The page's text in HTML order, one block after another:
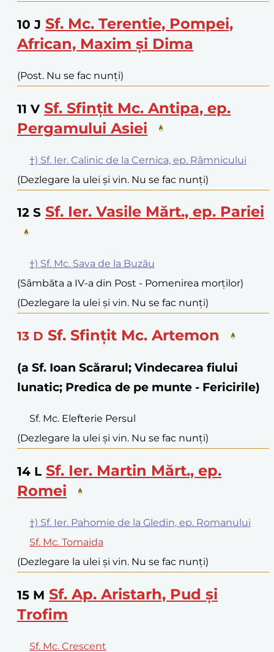
10 J Sf. Mc. Terentie, Pompei,
African, Maxim și Dima
(Post. Nu se fac nunți)
11 V Sf. Sfințit Mc. Antipa, ep.
Pergamului Asiei
†) Sf. Ier. Calinic de la Cernica, ep. Râmnicului
(Dezlegare la ulei și vin. Nu se fac nunți)
12 S Sf. Ier. Vasile Mărt., ep. Pariei
†) Sf. Mc. Sava de la Buzău
(Sâmbăta a IV-a din Post - Pomenirea morților)
(Dezlegare la ulei și vin. Nu se fac nunți)
13 D Sf. Sfințit Mc. Artemon
(a Sf. Ioan Scărarul; Vindecarea fiului
lunatic; Predica de pe munte - Fericirile)
Sf. Mc. Elefterie Persul
(Dezlegare la ulei și vin. Nu se fac nunți)
14 L Sf. Ier. Martin Mărt., ep.
Romei
†) Sf. Ier. Pahomie de la Gledin, ep. Romanului
Sf. Mc. Tomaida
(Dezlegare la ulei și vin. Nu se fac nunți)
15 M Sf. Ap. Aristarh, Pud și
Trofim
Sf. Mc. Crescent